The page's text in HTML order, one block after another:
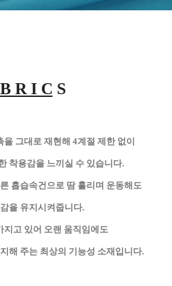
R I C S
그대로 재현해 4계절 제한 없이
착용감을 느끼실 수 있습니다.
흡습속건으로 땀 흘리며 운동해도
을 유지시켜줍니다.
지고 있어 오랜 움직임에도
해 주는 최상의 기능성 소재입니다.